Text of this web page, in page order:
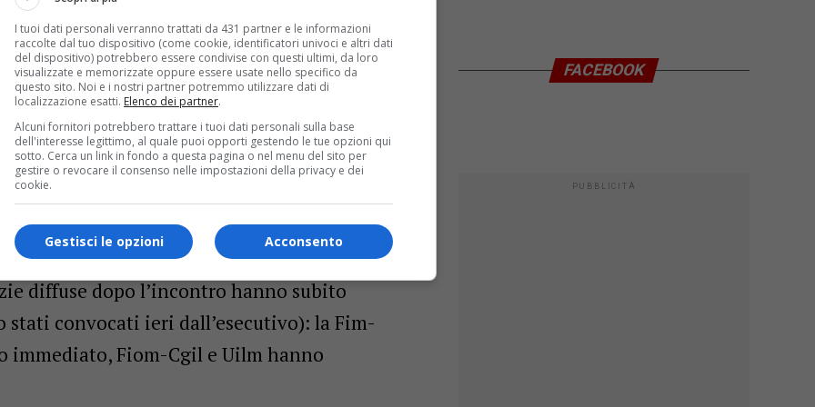
Baglione ha espresso grande sdegno
fuori dal coro: da più parti si levano proteste
cui sono a rischio migliaia di posti di
la situazione si presenta ancora
multinazionale a chiedere di riscrivere gli
all’immunità penale, riduzione della
un provvedimento per tenere aperto
rispettato invece il piano originale
diffuse dopo l’incontro hanno subito
convocati ieri dall’esecutivo): la Fim-
immediato, Fiom-Cgil e Uilm hanno
FACEBOOK
PUBBLICITÀ
I tuoi dati personali verranno trattati da 431 partner e le informazioni
raccolte dal tuo dispositivo (come cookie, identificatori univoci e altri dati
del dispositivo) potrebbero essere condivise con questi ultimi, da loro
visualizzate e memorizzate oppure essere usate nello specifico da
questo sito. Noi e i nostri partner potremmo utilizzare dati di
localizzazione esatti. Elenco dei partner.
Alcuni fornitori potrebbero trattare i tuoi dati personali sulla base
dell'interesse legittimo, al quale puoi opporti gestendo le tue opzioni qui
sotto. Cerca un link in fondo a questa pagina o nel menu del sito per
gestire o revocare il consenso nelle impostazioni della privacy e dei
cookie.
Acconsento
Gestisci le opzioni